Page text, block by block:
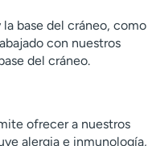
base del cráneo, como
con nuestros
del cráneo.
ofrecer a nuestros
alergia e inmunología,